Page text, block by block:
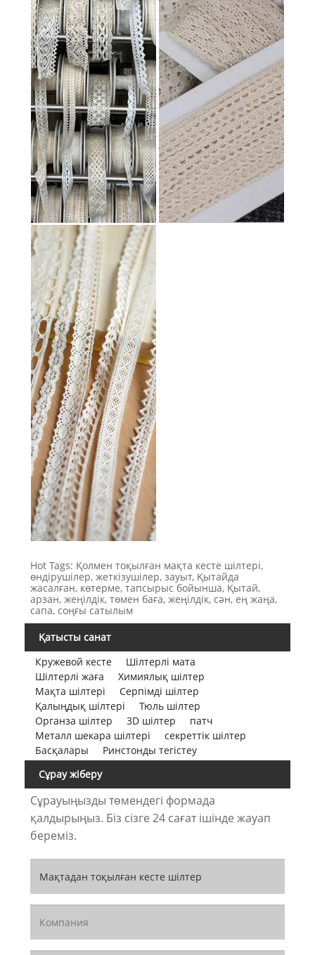
Hot Tags: Қолмен тоқылған мақта кесте шілтері,
өндірушілер, жеткізушілер, зауыт, Қытайда
жасалған, көтерме, тапсырыс бойынша, Қытай,
арзан, жеңілдік, төмен баға, жеңілдік, сән, ең жаңа,
сапа, соңғы сатылым
Қатысты санат
Кружевой кесте
Шілтерлі мата
Шілтерлі жаға
Химиялық шілтер
Мақта шілтері
Серпімді шілтер
Қалыңдық шілтері
Тюль шілтер
Органза шілтер
3D шілтер
патч
Металл шекара шілтері
секреттік шілтер
Басқалары
Ринстонды тегістеу
Сұрау жіберу
Сұрауыңызды төмендегі формада
қалдырыңыз. Біз сізге 24 сағат ішінде жауап
береміз.